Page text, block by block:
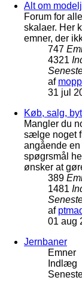
Alt om
Forum for
skalaer. Her
emner, der
747
4321
af
31 jul
Køb, salg,
Mangler du
sælge noget
angående
spøgrsmål
ønsker at
389
1481
af
01 aug
Jernbaner
Emner
Indlæg